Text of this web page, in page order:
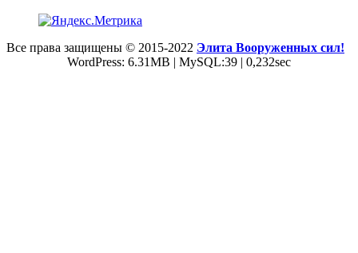
Все права защищены © 2015-2022 Элита Вооруженных сил!
WordPress: 6.31MB | MySQL:39 | 0,232sec